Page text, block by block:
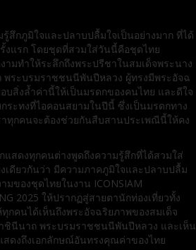
สึกภูมิใจและปลาบปลื้มใจเป็นอย่างมาก ที่ได้
งแรก โดยชุดที่สวมใส่วันนี้คือชุดไทย
ามทำให้ระลึกถึงพระปรีชาในสมเด็จพระนาง
พระบรมราชชนนีพันปีหลวง ผู้ทรงมีพระอัจฉ
สิ่งล้ำค่านี้ให้เป็นมรดกของคนไทย และดีใจ
ระทงที่ไอคอนสยามในปีนี้ ซึ่งเป็นมรดกทาง
ทุกคนจะต้องช่วยกันสืบสานประเพณีนี้ให้คง
สดงทุกคนต่างพูดถึงความรู้สึกที่ได้สวมใส่
เดียวกันว่า มีความภาคภูมิใจและปลาบปลื้ม
มของชุดไทยในงาน ICONSIAM
2025 ให้ปรากฏสู่สายตานักท่องเที่ยวทั้ง
กคนได้เห็นถึงพระอัจฉริยภาพของสมเด็จ
ชินีนาถ พระบรมราชชนนีพันปีหลวง และเห็น
ดงถึงเอกลักษณ์อันทรงคุณค่าของไทย